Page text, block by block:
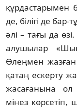
құрдастарымен
де, білігі де бар-
әлі – тағы да
алушылар
Өлеңмен
қатаң ескерту
жасағанына
мінез